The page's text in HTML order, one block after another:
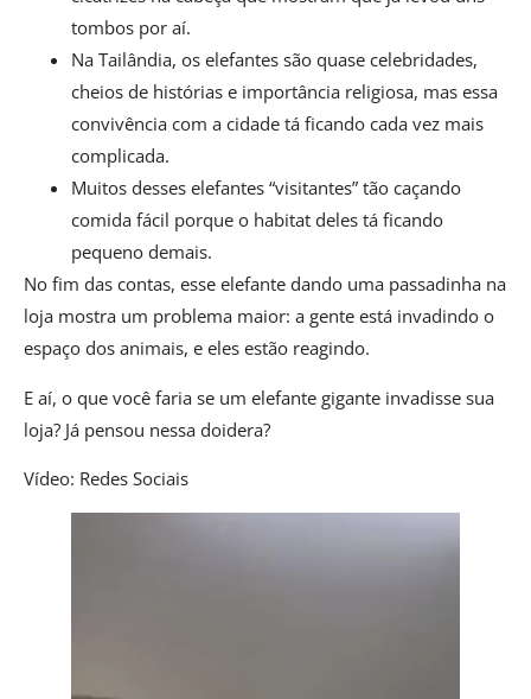
tombos por aí.
Na Tailândia, os elefantes são quase celebridades,
cheios de histórias e importância religiosa, mas essa
convivência com a cidade tá ficando cada vez mais
complicada.
Muitos desses elefantes “visitantes” tão caçando
comida fácil porque o habitat deles tá ficando
pequeno demais.
No fim das contas, esse elefante dando uma passadinha na
loja mostra um problema maior: a gente está invadindo o
espaço dos animais, e eles estão reagindo.
E aí, o que você faria se um elefante gigante invadisse sua
loja? Já pensou nessa doidera?
Vídeo: Redes Sociais